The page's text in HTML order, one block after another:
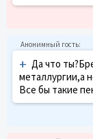
+ Да что
металлургии,а
Все бы такие